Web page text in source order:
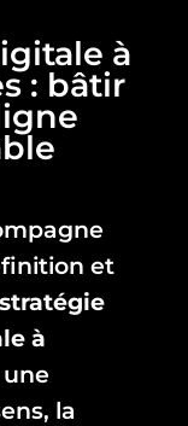
à
: bâtir
et
stratégie
à
une
la